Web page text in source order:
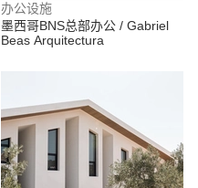
办公设施
墨西哥BNS总部办公 / Gabriel
Beas Arquitectura